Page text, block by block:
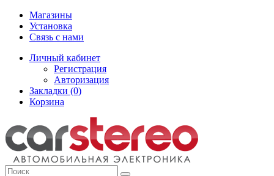
Магазины
Установка
Связь с нами
Личный кабинет
Регистрация
Авторизация
Закладки (0)
Корзина